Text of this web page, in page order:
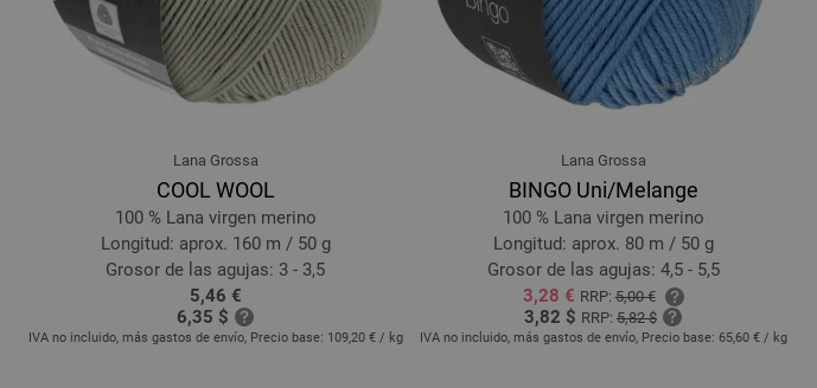
Lana Grossa
COOL WOOL
100 % Lana virgen merino
Longitud: aprox. 160 m / 50 g
Grosor de las agujas: 3 - 3,5
5,46 €
6,35 $
IVA no incluido, más gastos de envío, Precio base: 109,20 € / kg
Lana Grossa
BINGO Uni/Melange
100 % Lana virgen merino
Longitud: aprox. 80 m / 50 g
Grosor de las agujas: 4,5 - 5,5
3,28 € RRP:5,00 €
3,82 $ RRP: 5,82 $
IVA no incluido, más gastos de envío, Precio base: 65,60 € / kg